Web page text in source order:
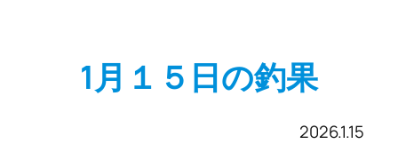
1月１５日の釣果
2026.1.15